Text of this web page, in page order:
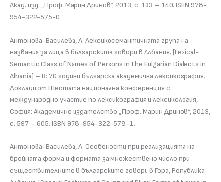
Акад. изд. „Проф. Марин Дринов“, 2013, с. 133 – 140. ISBN 978-
954-322-575-0.
Антонова-Василева, Л. Лексикосемантичната група на
названия за лица в българските говори в Албания. [Lexical-
Semantic Class of Names of Persons in the Bulgarian Dialects in
Albania] – В: 70 години българска академична лексикография.
Доклади от Шестата национална конференция с
международно участие по лексикография и лексикология,
София: Академично издателство „Проф. Марин Дринов“, 2013,
с. 597 – 605. ISBN 978-954-322-578-1.
Антонова-Василева, Л. Особености при реализацията на
бройната форма и формата за множествено число при
съществителните в българските говори в Гора, Република